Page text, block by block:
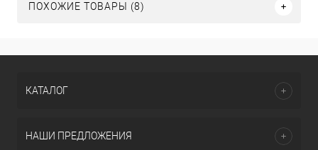
ПОХОЖИЕ ТОВАРЫ (8)
КАТАЛОГ
НАШИ ПРЕДЛОЖЕНИЯ